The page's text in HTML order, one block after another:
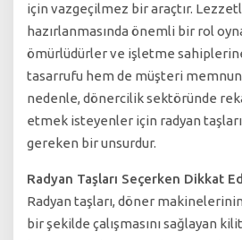
için vazgeçilmez bir araçtır.
hazırlanmasında önemli bir rol
ömürlüdürler ve işletme
tasarrufu hem de müşteri
nedenle, dönercilik sektöründe
etmek isteyenler için radyan taşları
gereken bir unsurdur.
Radyan Taşları Seçerken Dikkat
Radyan taşları, döner
bir şekilde çalışmasını sağlayan